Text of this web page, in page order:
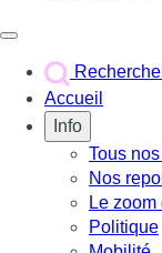
Accueil
Info
Tous
Nos
Le
Politique